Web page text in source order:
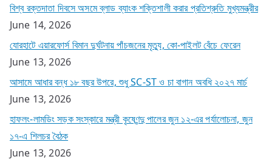
বিশ্ব রক্তদাতা দিবসে অসমে ব্লাড ব্যাংক শক্তিশালী করার প্রতিশ্রুতি মুখ্যমন্ত্রীর
June 14, 2026
যোরহাটে এয়ারফোর্স বিমান দুর্ঘটনায় পাঁচজনের মৃত্যু, কো-পাইলট বেঁচে ফেরেন
June 13, 2026
আসামে আধার বন্ধ ১৮ বছর উপরে, শুধু SC-ST ও চা বাগান অবধি ২০২৭ মার্চ
June 13, 2026
হাফলং-লামডিং সড়ক সংস্কারে মন্ত্রী কৃষ্ণেন্দু পালের জুন ১২-এর পর্যালোচনা, জুন
১৭-এ শিলচর বৈঠক
June 13, 2026